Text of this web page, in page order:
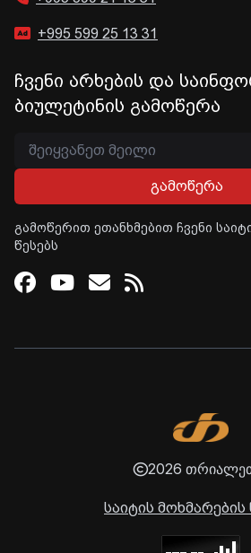
+995 599 25 13 31
ჩვენი არხების და
ბიულეტინის გამოწერა
გამოწერა
გამოწერით ეთანხმებით ჩვენი
წესებს
Facebook
Youtube
Email
RSS
2026
საიტის მოხმარების